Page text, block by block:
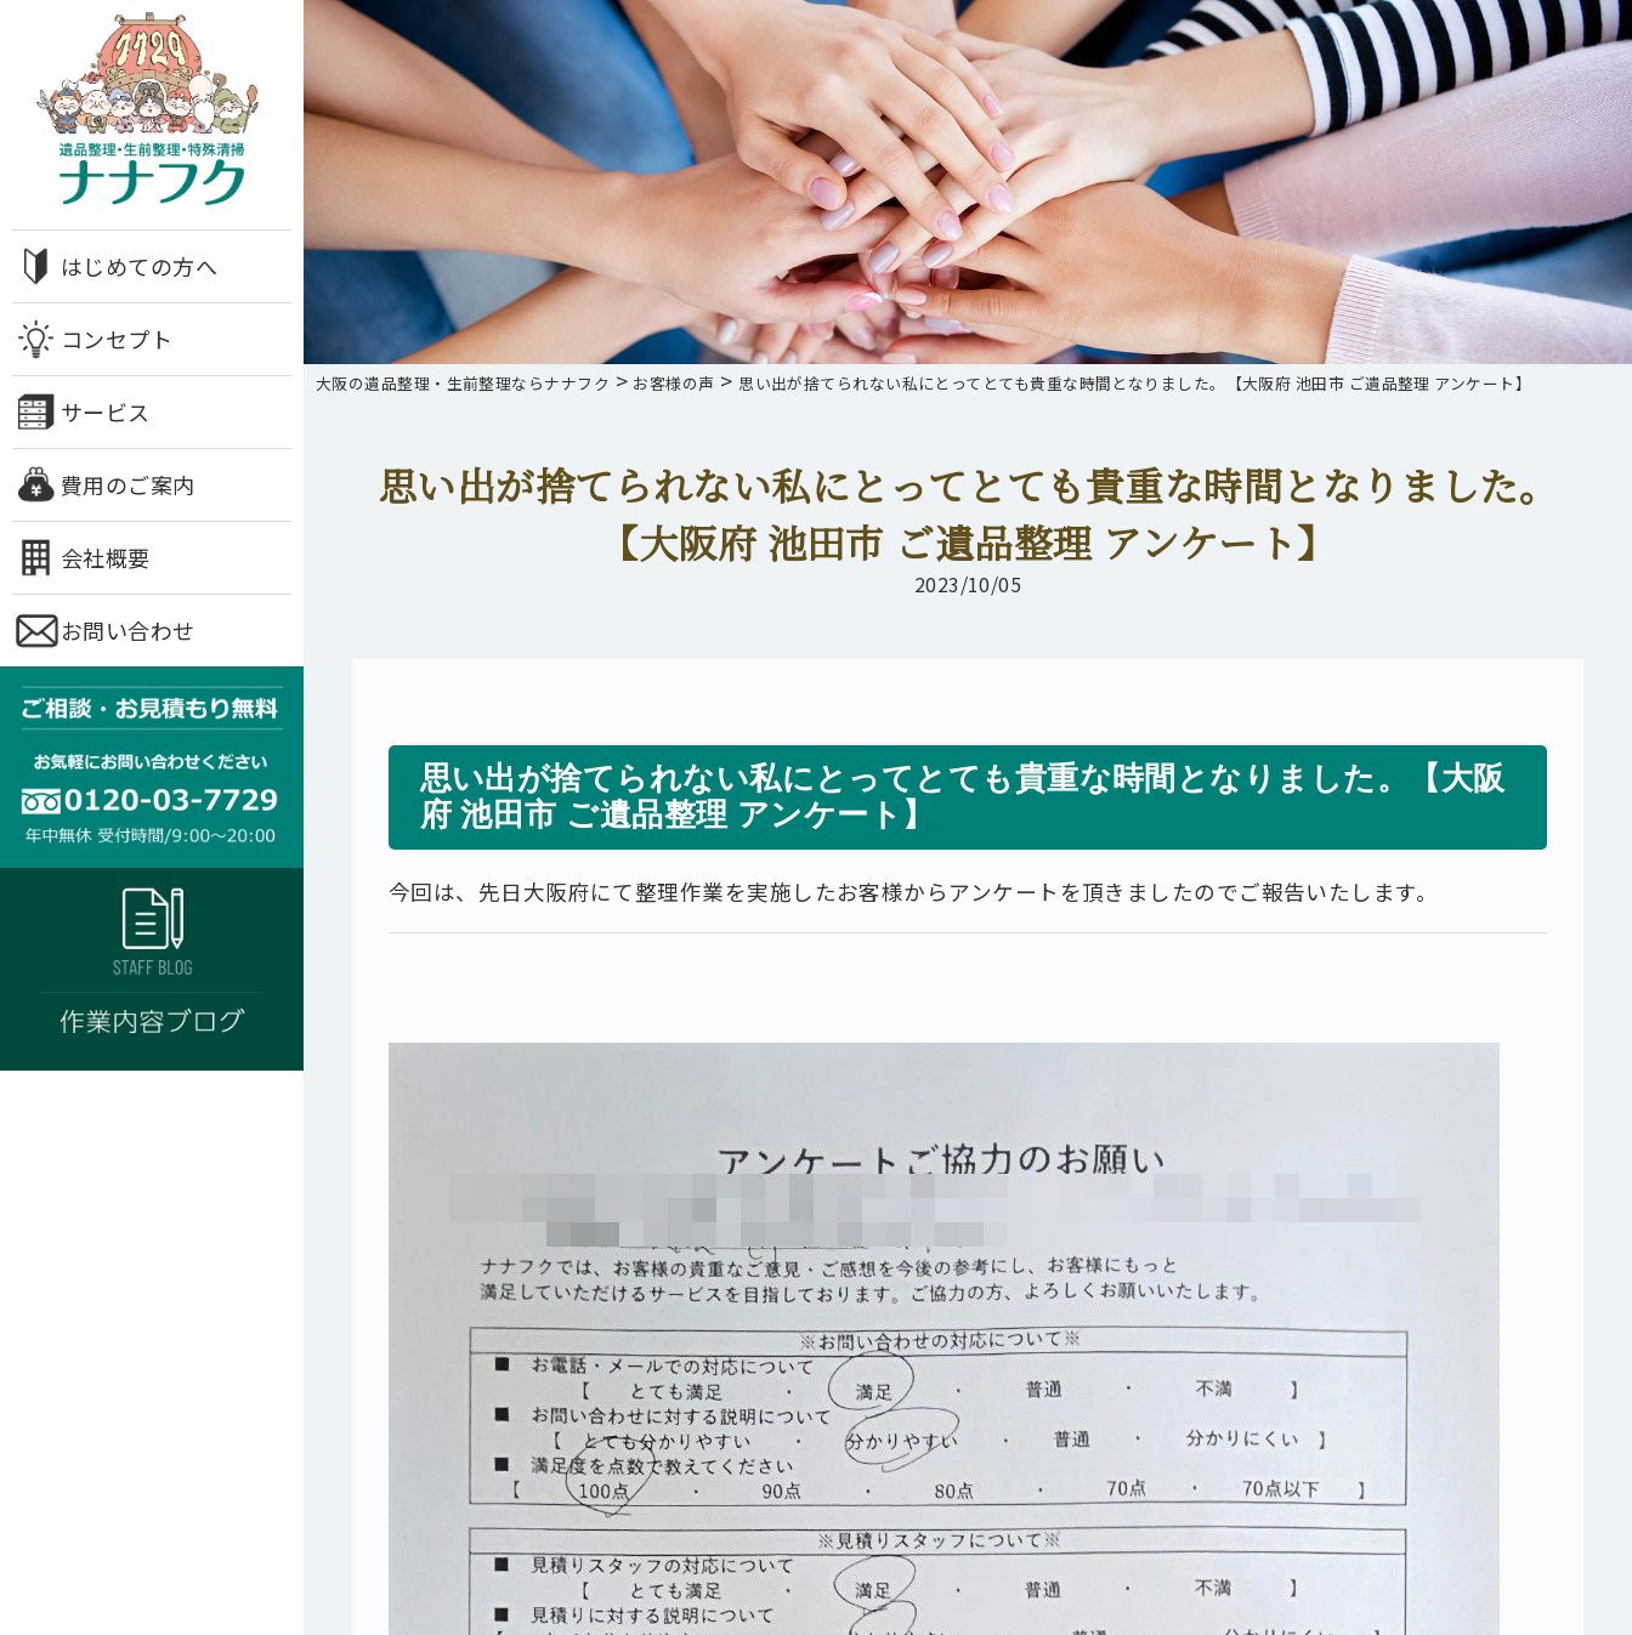
はじめての方へ
コンセプト
サービス
費用のご案内
会社概要
お問い合わせ
大阪の遺品整理・生前整理ならナナフク > お客様の声 > 思い出が捨てられない私にとってとても貴重な時間となりました。【大阪府 池田市 ご遺品整理 アンケート】
思い出が捨てられない私にとってとても貴重な時間となりました。
【大阪府 池田市 ご遺品整理 アンケート】
2023/10/05
思い出が捨てられない私にとってとても貴重な時間となりました。【大阪
府 池田市 ご遺品整理 アンケート】
今回は、先日大阪府にて整理作業を実施したお客様からアンケートを頂きましたのでご報告いたします。